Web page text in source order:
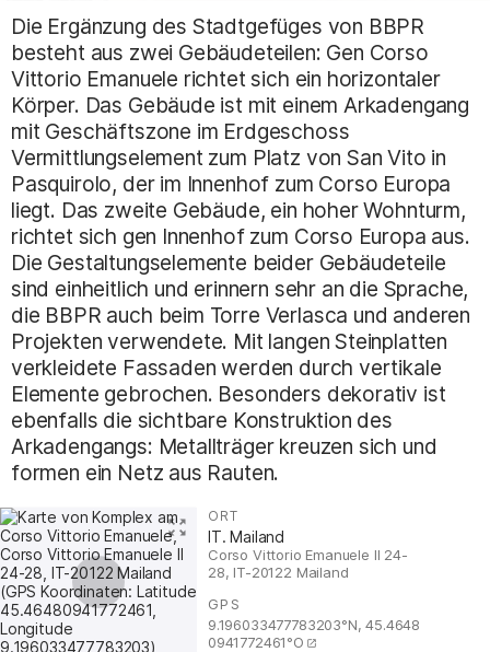
Die Ergänzung des Stadtgefüges von BBPR
besteht aus zwei Gebäudeteilen: Gen Corso
Vittorio Emanuele richtet sich ein horizontaler
Körper. Das Gebäude ist mit einem Arkadengang
mit Geschäftszone im Erdgeschoss
Vermittlungselement zum Platz von San Vito in
Pasquirolo, der im Innenhof zum Corso Europa
liegt. Das zweite Gebäude, ein hoher Wohnturm,
richtet sich gen Innenhof zum Corso Europa aus.
Die Gestaltungselemente beider Gebäudeteile
sind einheitlich und erinnern sehr an die Sprache,
die BBPR auch beim Torre Verlasca und anderen
Projekten verwendete. Mit langen Steinplatten
verkleidete Fassaden werden durch vertikale
Elemente gebrochen. Besonders dekorativ ist
ebenfalls die sichtbare Konstruktion des
Arkadengangs: Metallträger kreuzen sich und
formen ein Netz aus Rauten.
ORT
IT. Mailand
Corso Vittorio Emanuele II 24-
28, IT-20122 Mailand
GPS
9.196033477783203°N, 45.4648
0941772461°O